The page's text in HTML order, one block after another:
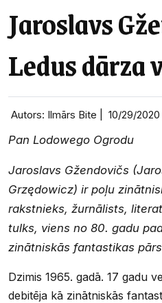
Jaroslavs
Ledus dārza
Autors: Ilmārs Bite | 10/29/2020
Pan Lodowego Ogrodu
Jaroslavs Gžendovičs
Grzędowicz) ir poļu
rakstnieks, žurnālists,
tulks, viens no 80. gadu
zinātniskās fantastikas
Dzimis 1965. gadā. 17 gadu
debitēja kā zinātniskās